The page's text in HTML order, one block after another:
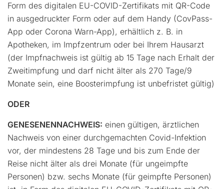
Form des digitalen EU-COVID-Zertifikats mit QR-Code
in ausgedruckter Form oder auf dem Handy (CovPass-
App oder Corona Warn-App), erhältlich z. B. in
Apotheken, im Impfzentrum oder bei Ihrem Hausarzt
(der Impfnachweis ist gültig ab 15 Tage nach Erhalt der
Zweitimpfung und darf nicht älter als 270 Tage/9
Monate sein, eine Boosterimpfung ist unbefristet gültig)
ODER
GENESENENNACHWEIS: einen gültigen, ärztlichen
Nachweis von einer durchgemachten Covid-Infektion
vor, der mindestens 28 Tage und bis zum Ende der
Reise nicht älter als drei Monate (für ungeimpfte
Personen) bzw. sechs Monate (für geimpfte Personen)